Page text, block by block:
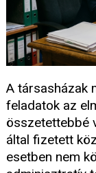
A társasházak
feladatok az
összetettebbé
által fizetett
esetben nem